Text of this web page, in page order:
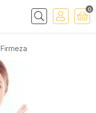
Buscar
0
Firmeza